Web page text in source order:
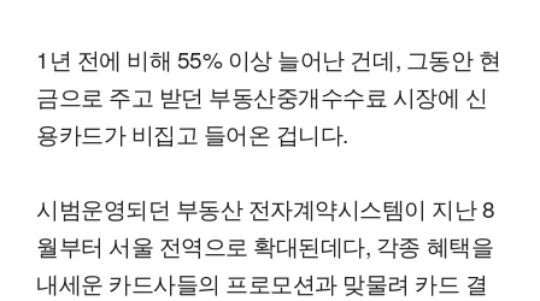
1년 전에 비해 55% 이상 늘어난 건데, 그동안 현
금으로 주고 받던 부동산중개수수료 시장에 신
용카드가 비집고 들어온 겁니다.
시범운영되던 부동산 전자계약시스템이 지난 8
월부터 서울 전역으로 확대된데다, 각종 혜택을
내세운 카드사들의 프로모션과 맞물려 카드 결